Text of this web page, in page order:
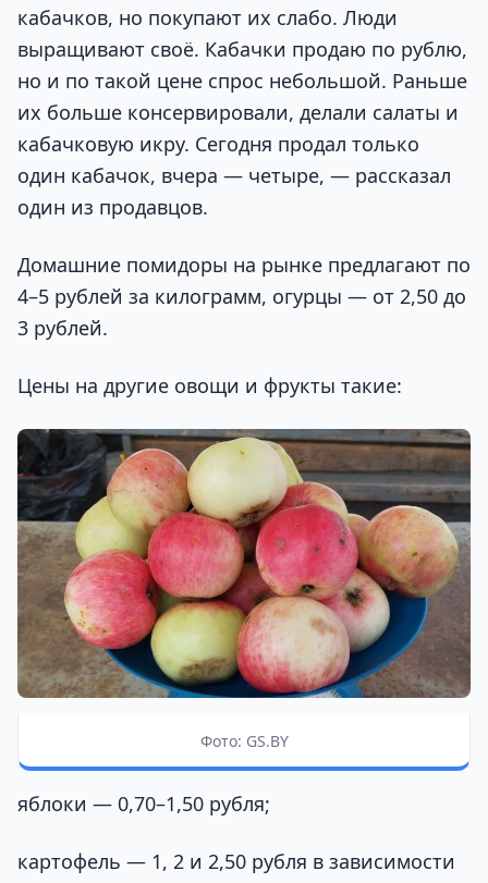
кабачков, но покупают их слабо. Люди
выращивают своё. Кабачки продаю по рублю,
но и по такой цене спрос небольшой. Раньше
их больше консервировали, делали салаты и
кабачковую икру. Сегодня продал только
один кабачок, вчера — четыре, — рассказал
один из продавцов.
Домашние помидоры на рынке предлагают по
4–5 рублей за килограмм, огурцы — от 2,50 до
3 рублей.
Цены на другие овощи и фрукты такие:
Фото: GS.BY
яблоки — 0,70–1,50 рубля;
картофель — 1, 2 и 2,50 рубля в зависимости